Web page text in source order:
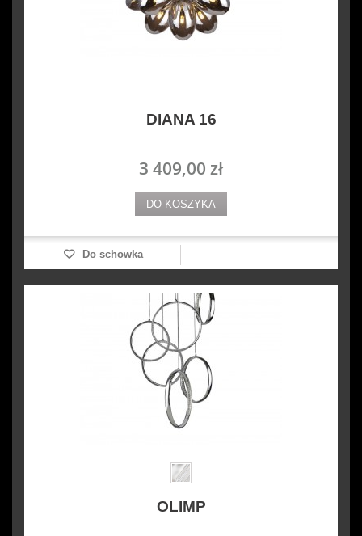
DIANA 16
3 409,00 zł
DO KOSZYKA
Do schowka
OLIMP